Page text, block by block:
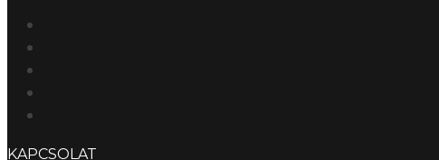
KAPCSOLAT